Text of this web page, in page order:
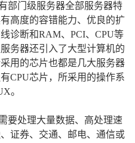
部门级服务器全部服务器特
高度的容错能力、优良的扩
诊断和RAM、PCI、CPU等
务器还引入了大型计算机的
用的芯片也都是几大服务器
CPU芯片，所采用的操作系
。
处理大量数据、高处理速
证券、交通、邮电、通信或